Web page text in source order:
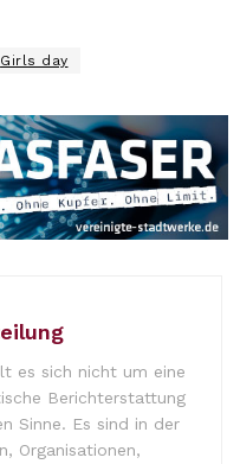
Girls day
es sich nicht um eine
Berichterstattung
Sinne. Es sind in der
Organisationen,